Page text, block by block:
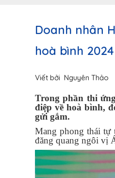
Doanh nhân
hoà bình 2024
Viết bởi Nguyên Thảo
Trong phần thi
điệp về hoà bình,
gửi gắm.
Mang phong thái tự
đăng quang ngôi vị